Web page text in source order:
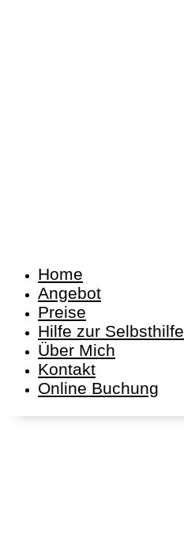
Home
Angebot
Preise
Hilfe zur Selbsthilfe
Über Mich
Kontakt
Online Buchung